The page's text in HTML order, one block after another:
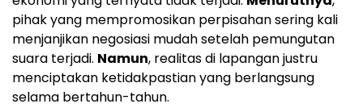
pihak yang mempromosikan perpisahan sering kali
menjanjikan negosiasi mudah setelah pemungutan
suara terjadi. Namun, realitas di lapangan justru
menciptakan ketidakpastian yang berlangsung
selama bertahun-tahun.